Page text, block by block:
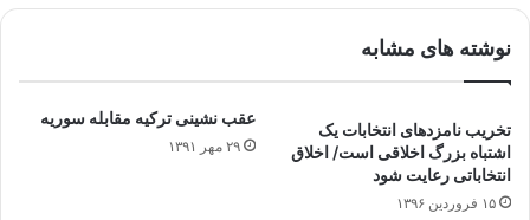
نوشته های مشابه
تخریب نامزدهای انتخابات یک
اشتباه بزرگ اخلاقی است/ اخلاق
انتخاباتی رعایت شود
۱۵ فروردین ۱۳۹۶
عقب نشینی ترکیه مقابله سوریه
۲۹ مهر ۱۳۹۱